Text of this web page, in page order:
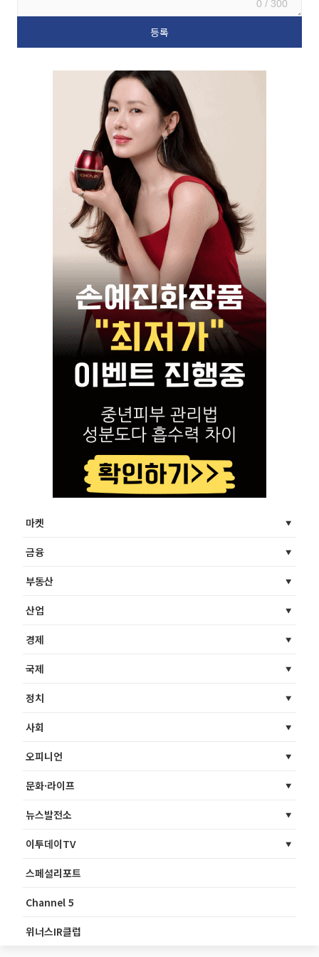
0 / 300
마켓
금융
부동산
산업
경제
국제
정치
사회
오피니언
문화·라이프
뉴스발전소
이투데이TV
스페셜리포트
Channel 5
위너스IR클럽